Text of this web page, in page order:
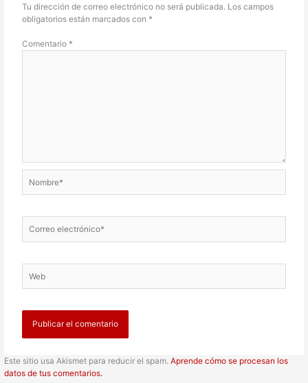
Tu dirección de correo electrónico no será publicada. Los campos
obligatorios están marcados con *
Comentario *
electrónico*
Este sitio usa Akismet para reducir el spam.Aprende cómo se procesan los
datos de tus comentarios.